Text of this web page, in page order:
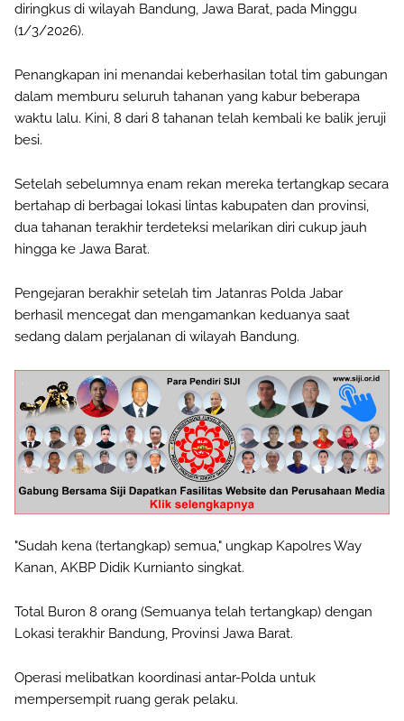
diringkus di wilayah Bandung, Jawa Barat, pada Minggu
(1/3/2026).
Penangkapan ini menandai keberhasilan total tim gabungan
dalam memburu seluruh tahanan yang kabur beberapa
waktu lalu. Kini, 8 dari 8 tahanan telah kembali ke balik jeruji
besi.
Setelah sebelumnya enam rekan mereka tertangkap secara
bertahap di berbagai lokasi lintas kabupaten dan provinsi,
dua tahanan terakhir terdeteksi melarikan diri cukup jauh
hingga ke Jawa Barat.
Pengejaran berakhir setelah tim Jatanras Polda Jabar
berhasil mencegat dan mengamankan keduanya saat
sedang dalam perjalanan di wilayah Bandung.
"Sudah kena (tertangkap) semua," ungkap Kapolres Way
Kanan, AKBP Didik Kurnianto singkat.
Total Buron 8 orang (Semuanya telah tertangkap) dengan
Lokasi terakhir Bandung, Provinsi Jawa Barat.
Operasi melibatkan koordinasi antar-Polda untuk
mempersempit ruang gerak pelaku.